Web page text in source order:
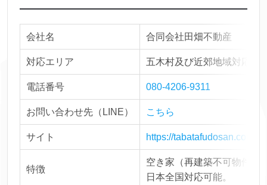
会社名 合同会社田畑不動産
対応エリア 五木村及び近郊地域対応可
電話番号 080-4206-9311
お問い合わせ先（LINE） こちら
サイト https://tabatafudosan.com
特徴
空き家（再建築不可物件含
日本全国対応可能。